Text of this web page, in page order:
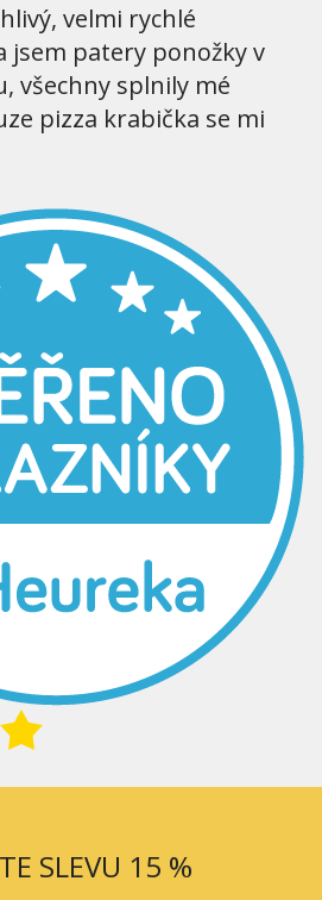
velmi rychlé
jsem patery ponožky v
všechny splnily mé
pizza krabička se mi
SLEVU 15 %